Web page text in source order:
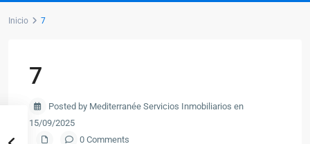
Inicio 7
7
Posted by Mediterranée Servicios Inmobiliarios en
15/09/2025
0 Comments